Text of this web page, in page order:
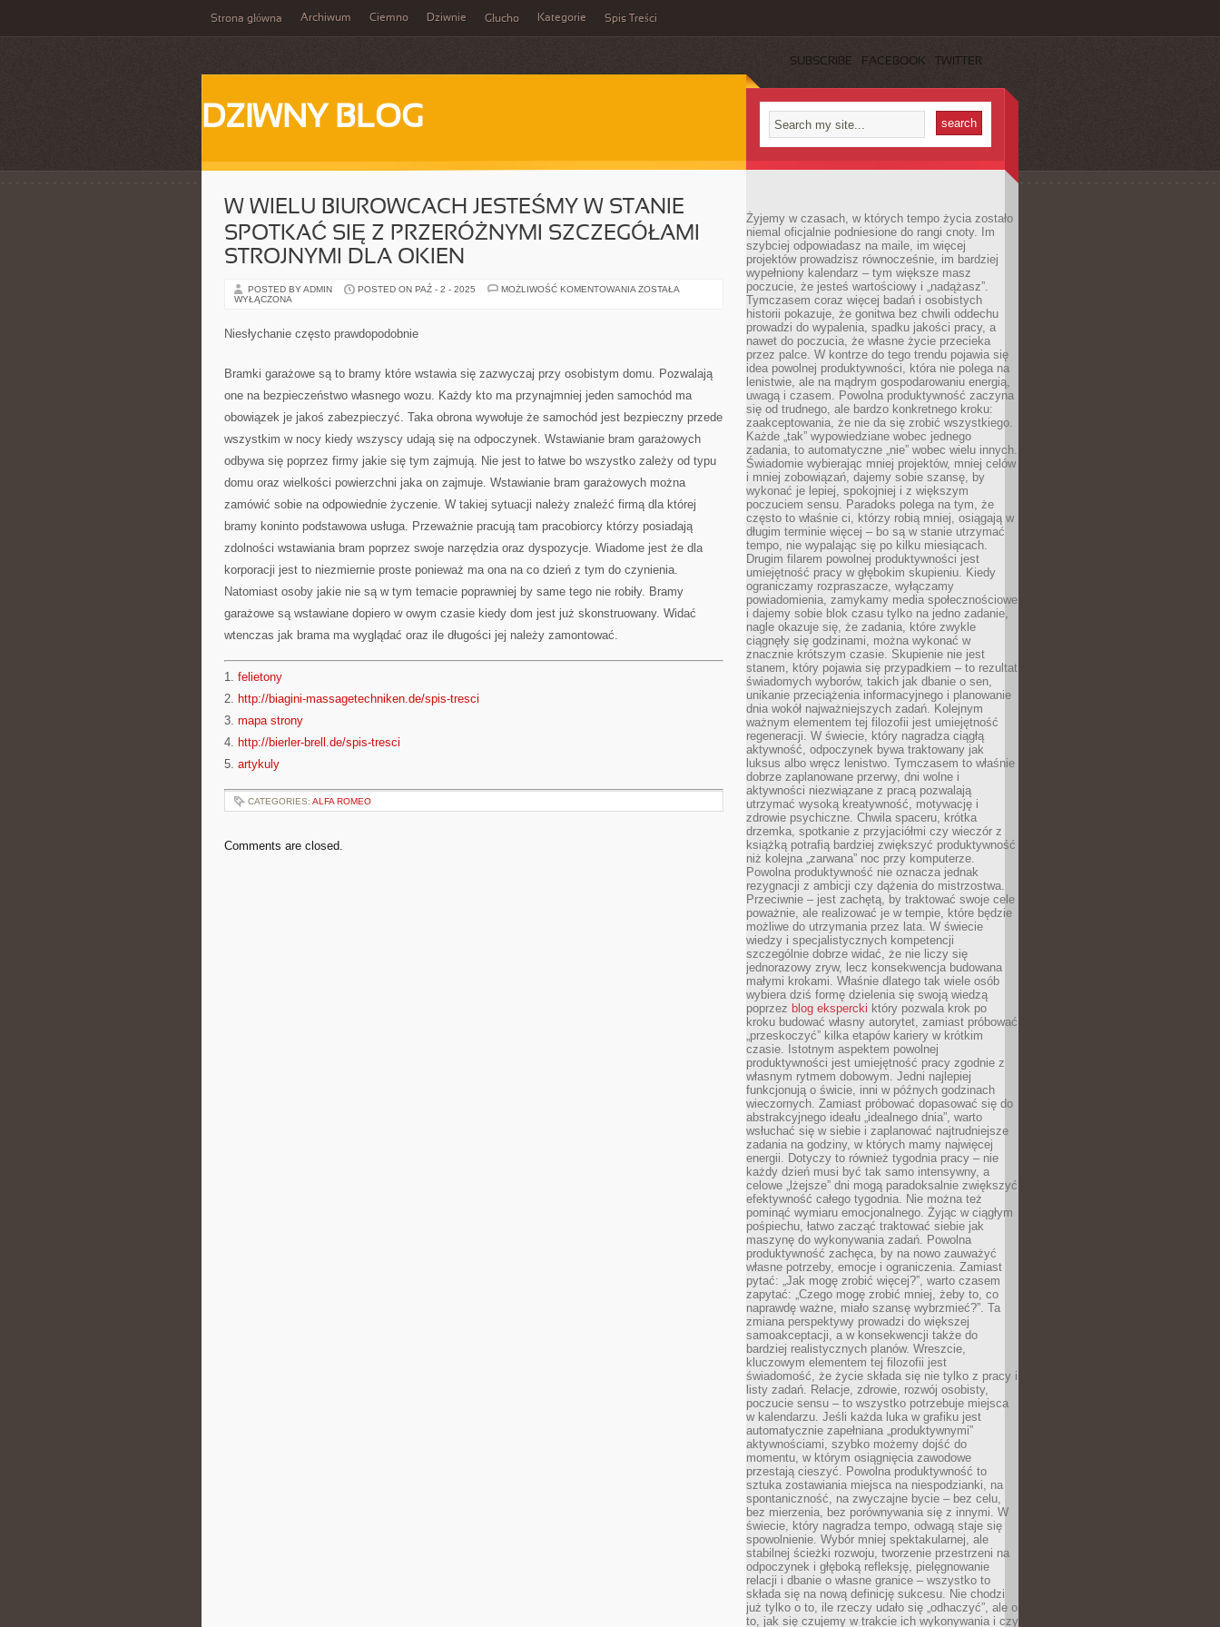
Strona główna Archiwum Ciemno Dziwnie Głucho Kategorie Spis Treści
SUBSCRIBE FACEBOOK TWITTER
DZIWNY BLOG
W WIELU BIUROWCACH JESTEŚMY W STANIE
SPOTKAĆ SIĘ Z PRZERÓŻNYMI SZCZEGÓŁAMI
STROJNYMI DLA OKIEN
POSTED BY ADMIN POSTED ON PAŹ - 2 - 2025 MOŻLIWOŚĆ KOMENTOWANIA W
PRZERÓŻNYMI
STROJNYMI
OKIEN
ZOSTAŁA
WYŁĄCZONA
Niesłychanie często prawdopodobnie
Bramki garażowe są to bramy które wstawia się zazwyczaj przy osobistym domu. Pozwalają
one na bezpieczeństwo własnego wozu. Każdy kto ma przynajmniej jeden samochód ma
obowiązek je jakoś zabezpieczyć. Taka obrona wywołuje że samochód jest bezpieczny przede
wszystkim w nocy kiedy wszyscy udają się na odpoczynek. Wstawianie bram garażowych
odbywa się poprzez firmy jakie się tym zajmują. Nie jest to łatwe bo wszystko zależy od typu
domu oraz wielkości powierzchni jaka on zajmuje. Wstawianie bram garażowych można
zamówić sobie na odpowiednie życzenie. W takiej sytuacji należy znaleźć firmą dla której
bramy koninto podstawowa usługa. Przeważnie pracują tam pracobiorcy którzy posiadają
zdolności wstawiania bram poprzez swoje narzędzia oraz dyspozycje. Wiadome jest że dla
korporacji jest to niezmiernie proste ponieważ ma ona na co dzień z tym do czynienia.
Natomiast osoby jakie nie są w tym temacie poprawniej by same tego nie robiły. Bramy
garażowe są wstawiane dopiero w owym czasie kiedy dom jest już skonstruowany. Widać
wtenczas jak brama ma wyglądać oraz ile długości jej należy zamontować.
1. felietony
2. http://biagini-massagetechniken.de/spis-tresci
3. mapa strony
4. http://bierler-brell.de/spis-tresci
5. artykuly
CATEGORIES: ALFA ROMEO
Comments are closed.
Żyjemy w czasach, w których tempo życia zostało
niemal oficjalnie podniesione do rangi cnoty. Im
szybciej odpowiadasz na maile, im więcej
projektów prowadzisz równocześnie, im bardziej
wypełniony kalendarz – tym większe masz
poczucie, że jesteś wartościowy i „nadążasz”.
Tymczasem coraz więcej badań i osobistych
historii pokazuje, że gonitwa bez chwili oddechu
prowadzi do wypalenia, spadku jakości pracy, a
nawet do poczucia, że własne życie przecieka
przez palce. W kontrze do tego trendu pojawia się
idea powolnej produktywności, która nie polega na
lenistwie, ale na mądrym gospodarowaniu energią,
uwagą i czasem. Powolna produktywność zaczyna
się od trudnego, ale bardzo konkretnego kroku:
zaakceptowania, że nie da się zrobić wszystkiego.
Każde „tak” wypowiedziane wobec jednego
zadania, to automatyczne „nie” wobec wielu innych.
Świadomie wybierając mniej projektów, mniej celów
i mniej zobowiązań, dajemy sobie szansę, by
wykonać je lepiej, spokojniej i z większym
poczuciem sensu. Paradoks polega na tym, że
często to właśnie ci, którzy robią mniej, osiągają w
długim terminie więcej – bo są w stanie utrzymać
tempo, nie wypalając się po kilku miesiącach.
Drugim filarem powolnej produktywności jest
umiejętność pracy w głębokim skupieniu. Kiedy
ograniczamy rozpraszacze, wyłączamy
powiadomienia, zamykamy media społecznościowe
i dajemy sobie blok czasu tylko na jedno zadanie,
nagle okazuje się, że zadania, które zwykle
ciągnęły się godzinami, można wykonać w
znacznie krótszym czasie. Skupienie nie jest
stanem, który pojawia się przypadkiem – to rezultat
świadomych wyborów, takich jak dbanie o sen,
unikanie przeciążenia informacyjnego i planowanie
dnia wokół najważniejszych zadań. Kolejnym
ważnym elementem tej filozofii jest umiejętność
regeneracji. W świecie, który nagradza ciągłą
aktywność, odpoczynek bywa traktowany jak
luksus albo wręcz lenistwo. Tymczasem to właśnie
dobrze zaplanowane przerwy, dni wolne i
aktywności niezwiązane z pracą pozwalają
utrzymać wysoką kreatywność, motywację i
zdrowie psychiczne. Chwila spaceru, krótka
drzemka, spotkanie z przyjaciółmi czy wieczór z
książką potrafią bardziej zwiększyć produktywność
niż kolejna „zarwana” noc przy komputerze.
Powolna produktywność nie oznacza jednak
rezygnacji z ambicji czy dążenia do mistrzostwa.
Przeciwnie – jest zachętą, by traktować swoje cele
poważnie, ale realizować je w tempie, które będzie
możliwe do utrzymania przez lata. W świecie
wiedzy i specjalistycznych kompetencji
szczególnie dobrze widać, że nie liczy się
jednorazowy zryw, lecz konsekwencja budowana
małymi krokami. Właśnie dlatego tak wiele osób
wybiera dziś formę dzielenia się swoją wiedzą
poprzez blog ekspercki który pozwala krok po
kroku budować własny autorytet, zamiast próbować
„przeskoczyć” kilka etapów kariery w krótkim
czasie. Istotnym aspektem powolnej
produktywności jest umiejętność pracy zgodnie z
własnym rytmem dobowym. Jedni najlepiej
funkcjonują o świcie, inni w późnych godzinach
wieczornych. Zamiast próbować dopasować się do
abstrakcyjnego ideału „idealnego dnia”, warto
wsłuchać się w siebie i zaplanować najtrudniejsze
zadania na godziny, w których mamy najwięcej
energii. Dotyczy to również tygodnia pracy – nie
każdy dzień musi być tak samo intensywny, a
celowe „lżejsze” dni mogą paradoksalnie zwiększyć
efektywność całego tygodnia. Nie można też
pominąć wymiaru emocjonalnego. Żyjąc w ciągłym
pośpiechu, łatwo zacząć traktować siebie jak
maszynę do wykonywania zadań. Powolna
produktywność zachęca, by na nowo zauważyć
własne potrzeby, emocje i ograniczenia. Zamiast
pytać: „Jak mogę zrobić więcej?”, warto czasem
zapytać: „Czego mogę zrobić mniej, żeby to, co
naprawdę ważne, miało szansę wybrzmieć?”. Ta
zmiana perspektywy prowadzi do większej
samoakceptacji, a w konsekwencji także do
bardziej realistycznych planów. Wreszcie,
kluczowym elementem tej filozofii jest
świadomość, że życie składa się nie tylko z pracy i
listy zadań. Relacje, zdrowie, rozwój osobisty,
poczucie sensu – to wszystko potrzebuje miejsca
w kalendarzu. Jeśli każda luka w grafiku jest
automatycznie zapełniana „produktywnymi”
aktywnościami, szybko możemy dojść do
momentu, w którym osiągnięcia zawodowe
przestają cieszyć. Powolna produktywność to
sztuka zostawiania miejsca na niespodzianki, na
spontaniczność, na zwyczajne bycie – bez celu,
bez mierzenia, bez porównywania się z innymi. W
świecie, który nagradza tempo, odwagą staje się
spowolnienie. Wybór mniej spektakularnej, ale
stabilnej ścieżki rozwoju, tworzenie przestrzeni na
odpoczynek i głęboką refleksję, pielęgnowanie
relacji i dbanie o własne granice – wszystko to
składa się na nową definicję sukcesu. Nie chodzi
już tylko o to, ile rzeczy udało się „odhaczyć”, ale o
to, jak się czujemy w trakcie ich wykonywania i czy